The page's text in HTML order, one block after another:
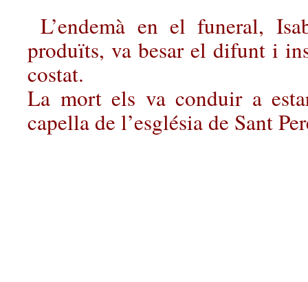
L’endemà en el funeral,
produïts, va besar el difunt i
costat.
La mort els va conduir a
capella de l’església de Sant